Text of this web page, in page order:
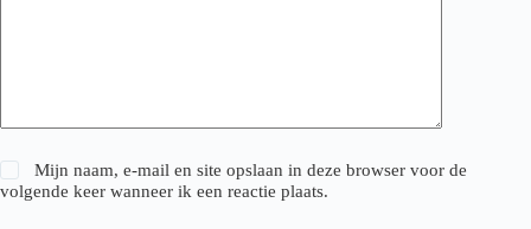
Mijn naam, e-mail en site opslaan in deze browser voor de
volgende keer wanneer ik een reactie plaats.